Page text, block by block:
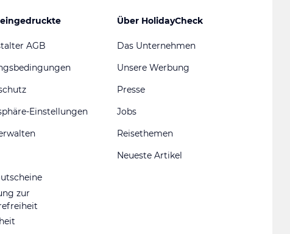
AGB
Einstellungen
zur
Über HolidayCheck
Das Unternehmen
Unsere Werbung
Presse
Jobs
Reisethemen
Neueste Artikel